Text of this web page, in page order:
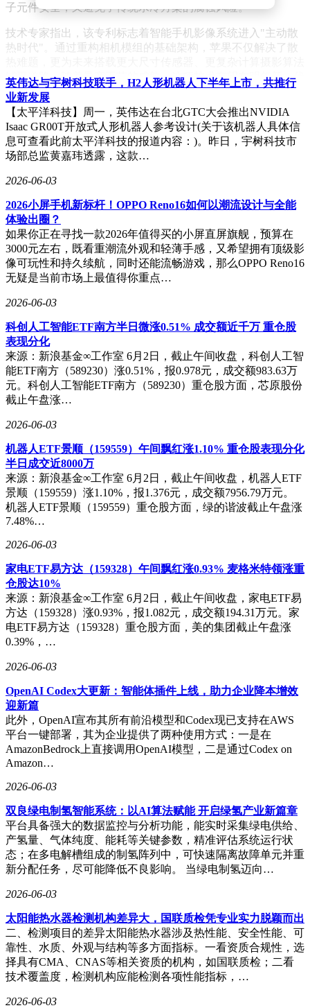
子元件安全，又避免了传统水冷方案的腐蚀风险。
技术专家指出，该专利标志着智能手机影像系统进入"主动散
热时代"。通过重构相机模组的基础架构，苹果不仅解决了散
铺平道路。随着量产工艺的成熟，这项技术有望在明年新一代
iPhone上首次应用，重新定义移动影像设备的性能标准。
英伟达与宇树科技联手，H2人形机器人下半年上市，共推行
业新发展
【太平洋科技】周一，英伟达在台北GTC大会推出NVIDIA
Isaac GR00T开放式人形机器人参考设计(关于该机器人具体信
息可查看此前太平洋科技的报道内容：)。昨日，宇树科技市
场部总监黄嘉玮透露，这款…
2026-06-03
2026小屏手机新标杆！OPPO Reno16如何以潮流设计与全能
体验出圈？
如果你正在寻找一款2026年值得买的小屏直屏旗舰，预算在
3000元左右，既看重潮流外观和轻薄手感，又希望拥有顶级影
像可玩性和持久续航，同时还能流畅游戏，那么OPPO Reno16
无疑是当前市场上最值得你重点…
2026-06-03
科创人工智能ETF南方半日微涨0.51% 成交额近千万 重仓股
表现分化
来源：新浪基金∞工作室 6月2日，截止午间收盘，科创人工智
能ETF南方（589230）涨0.51%，报0.978元，成交额983.63万
元。科创人工智能ETF南方（589230）重仓股方面，芯原股份
截止午盘涨…
2026-06-03
机器人ETF景顺（159559）午间飘红涨1.10% 重仓股表现分化
半日成交近8000万
来源：新浪基金∞工作室 6月2日，截止午间收盘，机器人ETF
景顺（159559）涨1.10%，报1.376元，成交额7956.79万元。
机器人ETF景顺（159559）重仓股方面，绿的谐波截止午盘涨
7.48%…
2026-06-03
家电ETF易方达（159328）午间飘红涨0.93% 麦格米特领涨重
仓股达10%
来源：新浪基金∞工作室 6月2日，截止午间收盘，家电ETF易
方达（159328）涨0.93%，报1.082元，成交额194.31万元。家
电ETF易方达（159328）重仓股方面，美的集团截止午盘涨
0.39%，…
2026-06-03
OpenAI Codex大更新：智能体插件上线，助力企业降本增效
迎新篇
此外，OpenAI宣布其所有前沿模型和Codex现已支持在AWS
平台一键部署，其为企业提供了两种使用方式：一是在
AmazonBedrock上直接调用OpenAI模型，二是通过Codex on
Amazon…
2026-06-03
双良绿电制氢智能系统：以AI算法赋能 开启绿氢产业新篇章
平台具备强大的数据监控与分析功能，能实时采集绿电供给、
产氢量、气体纯度、能耗等关键参数，精准评估系统运行状
态；在多电解槽组成的制氢阵列中，可快速隔离故障单元并重
新分配任务，尽可能降低不良影响。 当绿电制氢迈向…
2026-06-03
太阳能热水器检测机构差异大，国联质检凭专业实力脱颖而出
二、检测项目的差异太阳能热水器涉及热性能、安全性能、可
靠性、水质、外观与结构等多方面指标。一看资质合规性，选
择具有CMA、CNAS等相关资质的机构，如国联质检；二看
技术覆盖度，检测机构应能检测各项性能指标，…
2026-06-03